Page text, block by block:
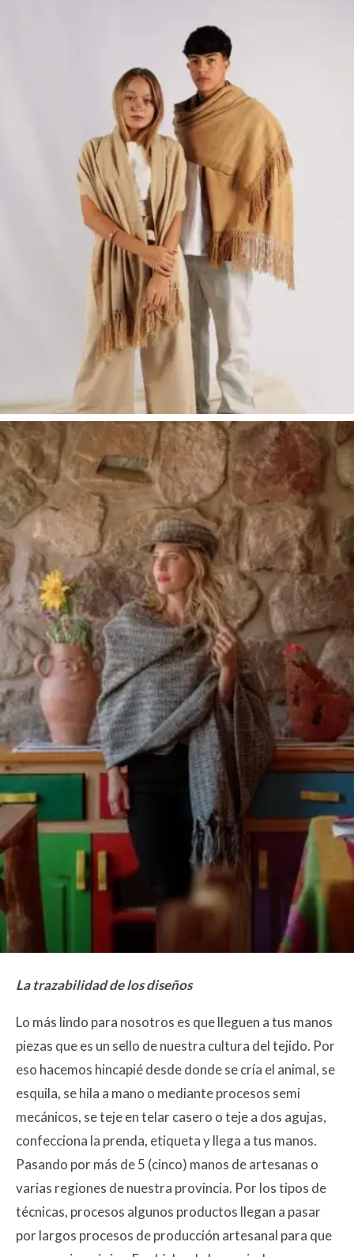
La trazabilidad de los diseños
Lo más lindo para nosotros es que lleguen a tus manos
piezas que es un sello de nuestra cultura del tejido. Por
eso hacemos hincapié desde donde se cría el animal, se
esquila, se hila a mano o mediante procesos semi
mecánicos, se teje en telar casero o teje a dos agujas,
confecciona la prenda, etiqueta y llega a tus manos.
Pasando por más de 5 (cinco) manos de artesanas o
varias regiones de nuestra provincia. Por los tipos de
técnicas, procesos algunos productos llegan a pasar
por largos procesos de producción artesanal para que